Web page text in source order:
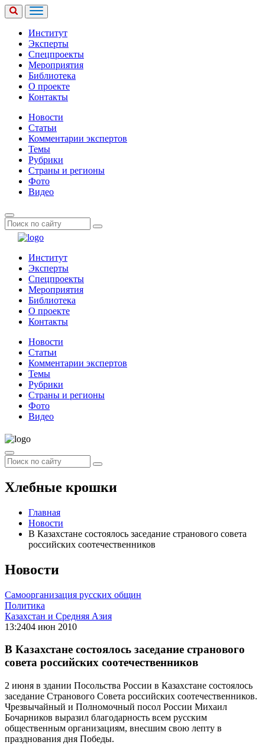
Институт
Эксперты
Спецпроекты
Мероприятия
Библиотека
О проекте
Контакты
Новости
Статьи
Комментарии экспертов
Темы
Рубрики
Страны и регионы
Фото
Видео
Институт
Эксперты
Спецпроекты
Мероприятия
Библиотека
О проекте
Контакты
Новости
Статьи
Комментарии экспертов
Темы
Рубрики
Страны и регионы
Фото
Видео
Хлебные крошки
Главная
Новости
В Казахстане состоялось заседание странового совета
российских соотечественников
Новости
Самоорганизация русских общин
Политика
Казахстан и Средняя Азия
13:2404 июн 2010
В Казахстане состоялось заседание странового
совета российских соотечественников
2 июня в здании Посольства России в Казахстане состоялось
заседание Странового Совета российских соотечественников.
Чрезвычайный и Полномочный посол России Михаил
Бочарников выразил благодарность всем русским
общественным организациям, внесшим свою лепту в
празднования дня Победы.